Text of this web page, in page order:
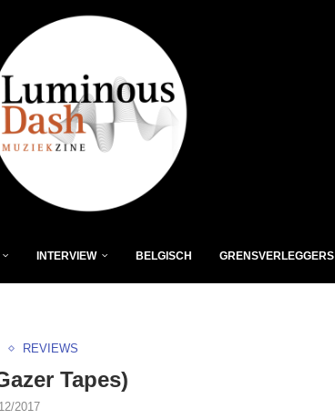
INTERVIEW BELGISCH GRENSVERLEGGERS
REVIEWS
Tapes)
2017